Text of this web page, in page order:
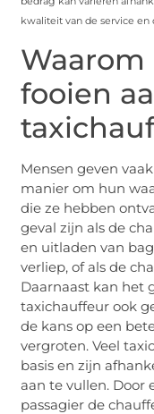
kwaliteit van de service en
fooien
Mensen geven
manier om hun
die ze hebben
geval zijn als de
en uitladen van
verliep, of als de
Daarnaast kan het
taxichauffeur ook
de kans op een
vergroten. Veel
basis en zijn
aan te vullen. Door
passagier de